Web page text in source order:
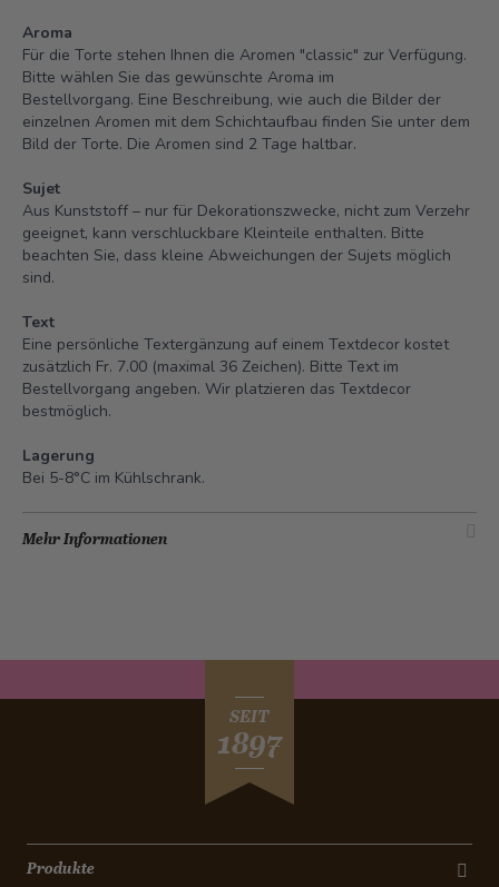
Aroma
Für die Torte stehen Ihnen die Aromen "classic" zur Verfügung.
Bitte wählen Sie das gewünschte Aroma im
Bestellvorgang. Eine Beschreibung, wie auch die Bilder der
einzelnen Aromen mit dem Schichtaufbau finden Sie unter dem
Bild der Torte. Die Aromen sind 2 Tage haltbar.
Sujet
Aus Kunststoff – nur für Dekorationszwecke, nicht zum Verzehr
geeignet, kann verschluckbare Kleinteile enthalten. Bitte
beachten Sie, dass kleine Abweichungen der Sujets möglich
sind.
Text
Eine persönliche Textergänzung auf einem Textdecor kostet
zusätzlich Fr. 7.00 (maximal 36 Zeichen). Bitte Text im
Bestellvorgang angeben. Wir platzieren das Textdecor
bestmöglich.
Lagerung
Bei 5-8°C im Kühlschrank.
Mehr Informationen
SEIT
1897
Produkte